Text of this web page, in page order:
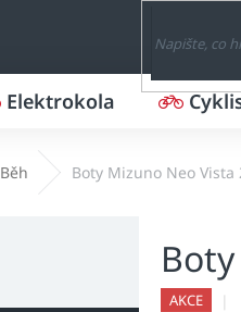
Elektrokola
Běh Boty Mizuno Neo Vista
AKCE